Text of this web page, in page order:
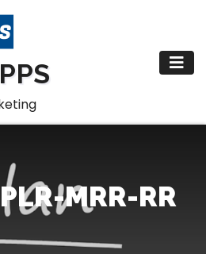
MRR-RR